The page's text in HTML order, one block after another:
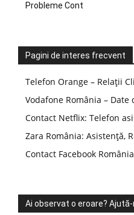
Probleme Cont
Pagini de interes frecvent
Telefon Orange – Relații
Vodafone România – Date
Contact Netflix: Telefon
Zara România: Asistență,
Contact Facebook
Ai observat o eroare?